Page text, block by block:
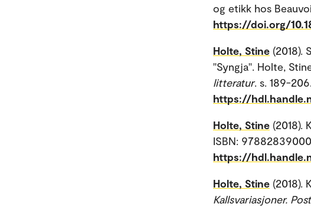
og etikk hos
https://doi.org/
Holte, Stine (2018).
"Syngja". Holte,
litteratur. s. 189-
https://
Holte, Stine (2018).
ISBN:
https://
Holte, Stine (2018).
Kallsvariasjoner.